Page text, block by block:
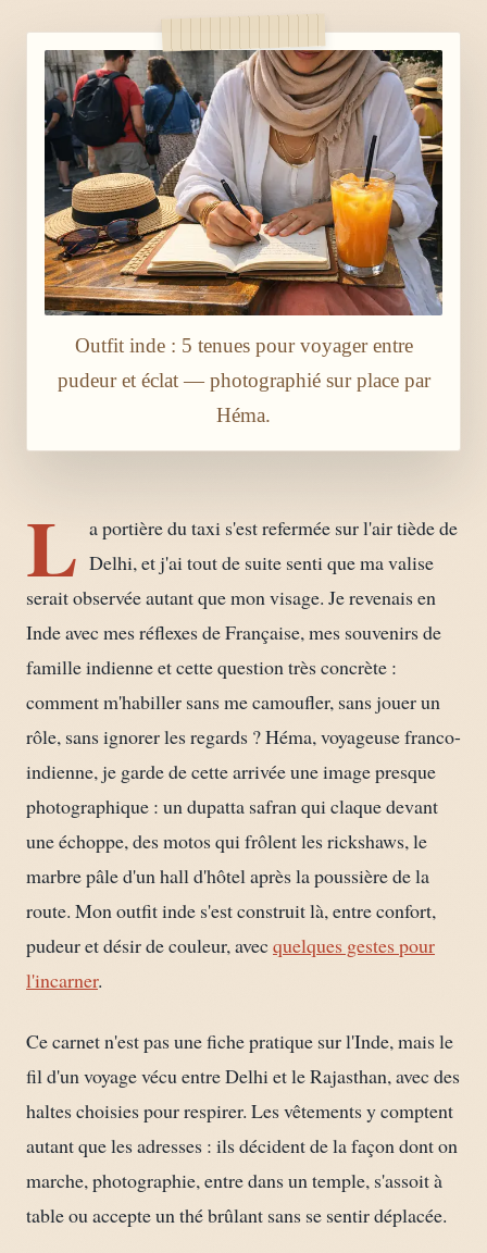
Outfit inde : 5 tenues pour voyager entre
pudeur et éclat — photographié sur place par
Héma.
L a portière du taxi s'est refermée sur l'air tiède de
Delhi, et j'ai tout de suite senti que ma valise
serait observée autant que mon visage. Je revenais en
Inde avec mes réflexes de Française, mes souvenirs de
famille indienne et cette question très concrète :
comment m'habiller sans me camoufler, sans jouer un
rôle, sans ignorer les regards ? Héma, voyageuse franco-
indienne, je garde de cette arrivée une image presque
photographique : un dupatta safran qui claque devant
une échoppe, des motos qui frôlent les rickshaws, le
marbre pâle d'un hall d'hôtel après la poussière de la
route. Mon outfit inde s'est construit là, entre confort,
pudeur et désir de couleur, avecquelques gestes pour
l'incarner.
Ce carnet n'est pas une fiche pratique sur l'Inde, mais le
fil d'un voyage vécu entre Delhi et le Rajasthan, avec des
haltes choisies pour respirer. Les vêtements y comptent
autant que les adresses : ils décident de la façon dont on
marche, photographie, entre dans un temple, s'assoit à
table ou accepte un thé brûlant sans se sentir déplacée.